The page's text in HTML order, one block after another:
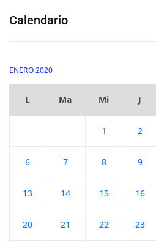
Calendario
ENERO 2020
L Ma Mi J
1 2
6 7 8 9
13 14 15 16
20 21 22 23